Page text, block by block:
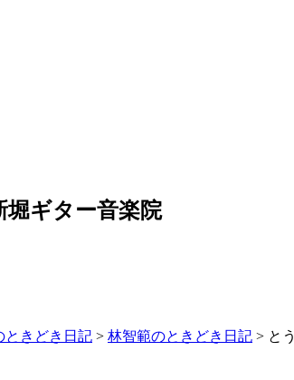
堀ギター音楽院
ときどき日記 > 林智範のときどき日記 > と